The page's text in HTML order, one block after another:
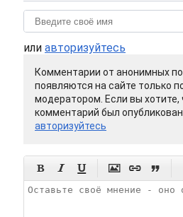
или авторизуйтесь
Комментарии от анонимных
появляются на сайте только
модератором. Если вы
комментарий был опубликован
авторизуйтесь
     